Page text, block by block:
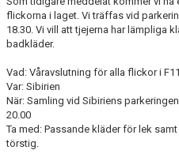
KONTAKT
PLANSKISS FRIDHEMSPARKEN
flickorna i laget. Vi träffas vid
18.30. Vi vill att tjejerna har lämpliga
badkläder.
Vad: Våravslutning för alla flickor i
Var: Sibirien
När: Samling vid Sibiriens
20.00
Ta med: Passande kläder för lek
törstig.